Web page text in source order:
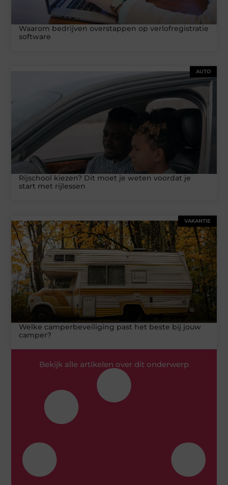
Waarom bedrijven overstappen op verlofregistratie
software
AUTO
Rijschool kiezen? Dit moet je weten voordat je
start met rijlessen
VAKANTIE
Welke camperbeveiliging past het beste bij jouw
camper?
Bekijk alle artikelen over dit onderwerp